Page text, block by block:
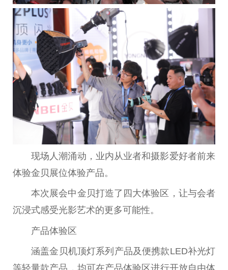
现场人潮涌动，业内从业者和摄影爱好者前来
体验金贝展位体验产品。
本次展会中金贝打造了四大体验区，让与会者
沉浸式感受光影艺术的更多可能性。
产品体验区
涵盖金贝机顶灯系列产品及便携款LED补光灯
等轻量款产品，均可在产品体验区进行开放自由体